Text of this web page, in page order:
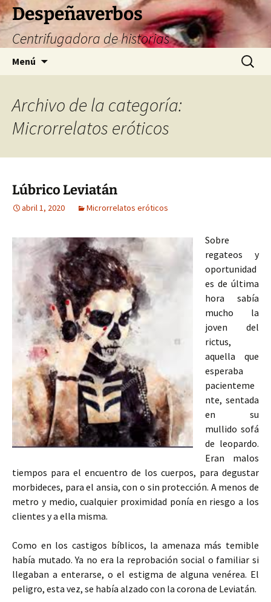
Saltar
al
contenido
Despeñaverbos
Centrifugadora de historias
Menú Buscar:
Archivo de la categoría:
Microrrelatos eróticos
Lúbrico Leviatán
abril 1, 2020 Microrrelatos eróticos
Sobre
regateos y
oportunidad
es de última
hora sabía
mucho la
joven del
rictus,
aquella que
esperaba
pacienteme
nte, sentada
en su
mullido sofá
de leopardo.
Eran malos
tiempos para el encuentro de los cuerpos, para degustar
morbideces, para el ansia, con o sin protección. A menos de
metro y medio, cualquier proximidad ponía en riesgo a los
clientes y a ella misma.
Como en los castigos bíblicos, la amenaza más temible
había mutado. Ya no era la reprobación social o familiar si
llegaban a enterarse, o el estigma de alguna venérea. El
peligro, esta vez, se había alzado con la corona de Leviatán.